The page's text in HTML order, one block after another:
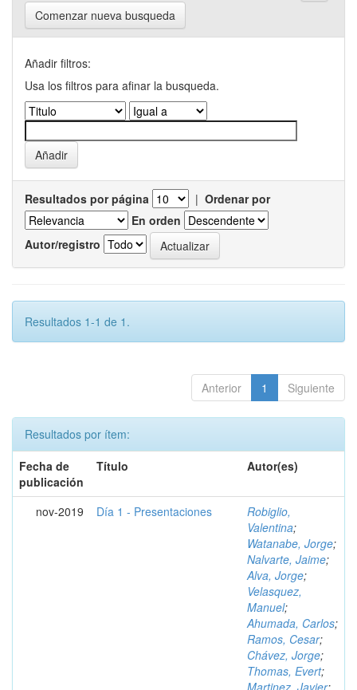
Comenzar nueva busqueda
Añadir filtros:
Usa los filtros para afinar la busqueda.
Resultados por página | Ordenar por
En orden
Autor/registro
Resultados 1-1 de 1.
Anterior 1 Siguiente
Resultados por ítem:
Fecha de
publicación
Título Autor(es)
nov-2019 Día 1 - Presentaciones
Robiglio,
Valentina;
Watanabe, Jorge;
Nalvarte, Jaime;
Alva, Jorge;
Velasquez,
Manuel;
Ahumada, Carlos;
Ramos, Cesar;
Chávez, Jorge;
Thomas, Evert;
Martinez, Javier;